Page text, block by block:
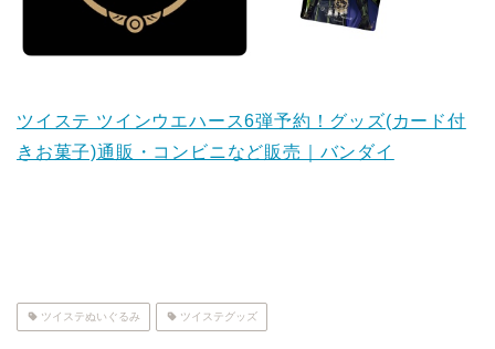
ツイステ ツインウエハース6弾予約！グッズ(カード付
きお菓子)通販・コンビニなど販売｜バンダイ
ツイステぬいぐるみ ツイステグッズ